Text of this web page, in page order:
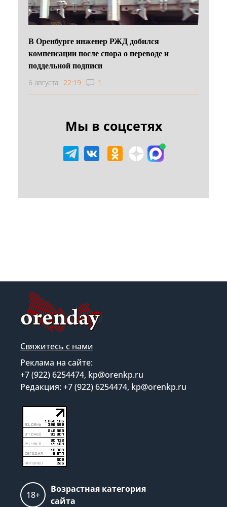
В Оренбурге инженер РЖД добился
компенсации после спора о переводе и
поддельной подписи
6 августа 22:19 1
Мы в соцсетях
Свяжитесь с нами
Реклама на сайте:
+7 (922) 6254474, kp@orenkp.ru
Редакция: +7 (922) 6254474, kp@orenkp.ru
18+
Возрастная категория
сайта